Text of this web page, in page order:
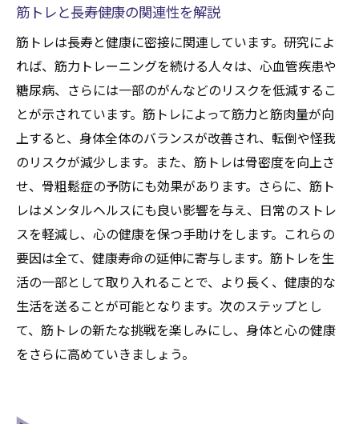
筋トレと長寿健康の関連性を解説
筋トレは長寿と健康に密接に関連しています。研究によ
れば、筋力トレーニングを続ける人々は、心血管疾患や
糖尿病、さらには一部のがんなどのリスクを低減するこ
とが示されています。筋トレによって筋力と筋肉量が向
上すると、身体全体のバランスが改善され、転倒や怪我
のリスクが減少します。また、筋トレは骨密度を向上さ
せ、骨粗鬆症の予防にも効果があります。さらに、筋ト
レはメンタルヘルスにも良い影響を与え、日常のストレ
スを軽減し、心の健康を保つ手助けをします。これらの
要因は全て、健康寿命の延伸に寄与します。筋トレを生
活の一部として取り入れることで、より長く、健康的な
生活を送ることが可能となります。次のステップとし
て、筋トレの新たな挑戦を楽しみにし、身体と心の健康
をさらに高めていきましょう。